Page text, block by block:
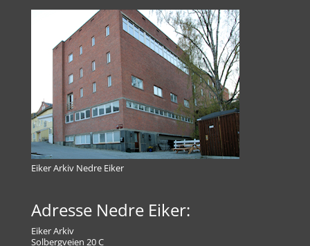
Eiker Arkiv Nedre Eiker
Adresse Nedre Eiker:
Eiker Arkiv
Solbergveien 20 C